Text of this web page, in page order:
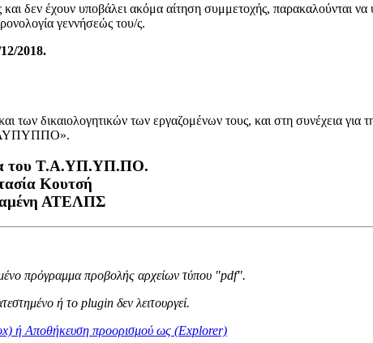
δεν έχουν υποβάλει ακόμα αίτηση συμμετοχής, παρακαλούνται
γεννήσεώς του/ς.
2018.
δικαιολογητικών των εργαζομένων τους, και στη συνέχεια για
του Τ.Α.ΥΠ.ΥΠ.ΠΟ.
Κουτσή
ΑΤΕΛΠΣ
πρόγραμμα προβολής αρχείων τύπου "pdf".
ή το plugin δεν λειτουργεί.
ή Αποθήκευση προορισμού ως (Explorer)